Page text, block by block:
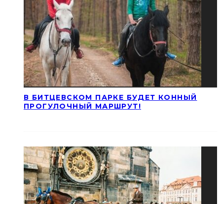
В БИТЦЕВСКОМ ПАРКЕ БУДЕТ КОННЫЙ
ПРОГУЛОЧНЫЙ МАРШРУТ!